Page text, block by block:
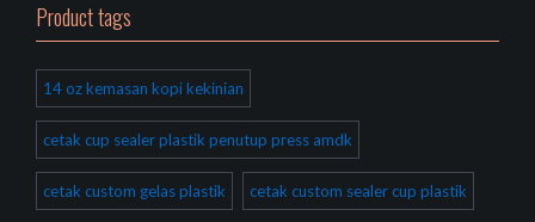
Product tags
14 oz kemasan kopi kekinian
cetak cup sealer plastik penutup press amdk
cetak custom gelas plastik cetak custom sealer cup plastik